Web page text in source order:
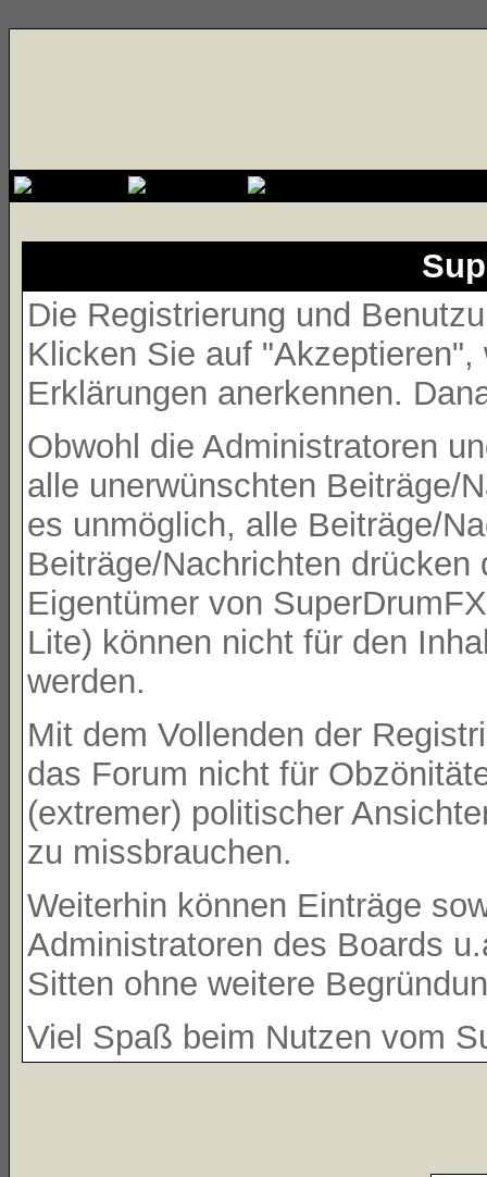
Die Registrierung und
Klicken Sie auf
Erklärungen anerkennen.
Obwohl die Administratoren
alle unerwünschten Beiträge/
es unmöglich, alle Beiträge/
Beiträge/Nachrichten
Eigentümer von
Lite) können nicht für den
werden.
Mit dem Vollenden der
das Forum nicht für
(extremer) politischer
zu missbrauchen.
Weiterhin können Einträge
Administratoren des Boards
Sitten ohne weitere
Viel Spaß beim Nutzen vom